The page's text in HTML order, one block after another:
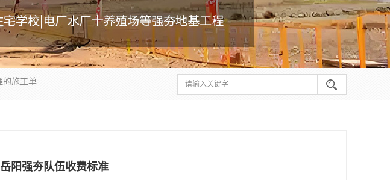
湖南业峻强夯基础工程有限公司是一家专业从事湖南强夯基础工程、强夯机租赁，地基处理的施工单位。业务覆盖：湖南、广东，江西等地。可承接1000KN.m-25000KN.m强夯（置换）工程。公司创始人是国内较早期从事强夯施工的建设者，经过多年的一步一个脚印的发展，在行业内具有较高的度和良好的口碑。
岳阳强夯队伍收费标准